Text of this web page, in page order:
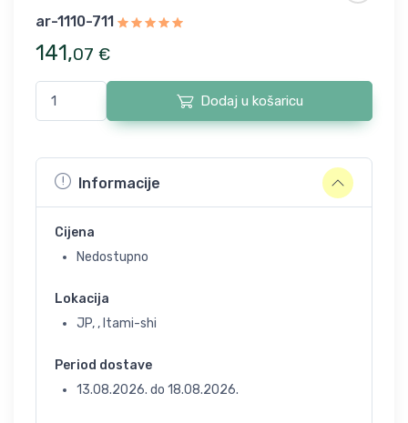
ar-1110-711
141,07 €
Dodaj u košaricu
Informacije
Cijena
Nedostupno
Lokacija
JP, , Itami-shi
Period dostave
13.08.2026. do 18.08.2026.